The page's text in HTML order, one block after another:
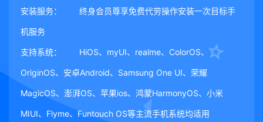
安装服务： 终身会员尊享免费代劳操作安装一次目标手
机服务
支持系统： HiOS、myUI、realme、ColorOS、
OriginOS、安卓Android、Samsung One UI、荣耀
MagicOS、澎湃OS、苹果ios、鸿蒙HarmonyOS、小米
MIUI、Flyme、Funtouch OS等主流手机系统均适用